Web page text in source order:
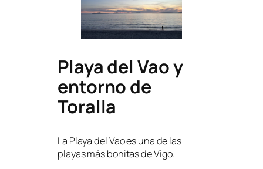
Playa del Vao y
entorno de
Toralla
La Playa del Vao es una de las
playas más bonitas de Vigo.